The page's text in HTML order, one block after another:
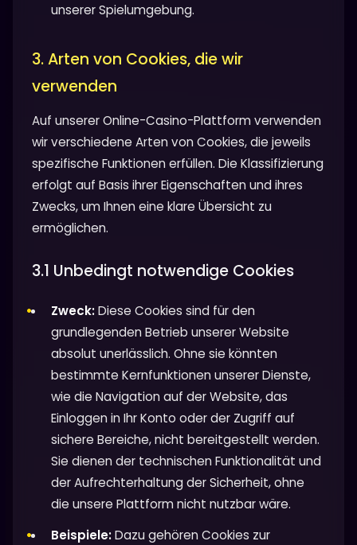
unserer Spielumgebung.
3. Arten von Cookies, die wir
verwenden
Auf unserer Online-Casino-Plattform verwenden
wir verschiedene Arten von Cookies, die jeweils
spezifische Funktionen erfüllen. Die Klassifizierung
erfolgt auf Basis ihrer Eigenschaften und ihres
Zwecks, um Ihnen eine klare Übersicht zu
ermöglichen.
3.1 Unbedingt notwendige Cookies
Zweck:Diese Cookies sind für den
grundlegenden Betrieb unserer Website
absolut unerlässlich. Ohne sie könnten
bestimmte Kernfunktionen unserer Dienste,
wie die Navigation auf der Website, das
Einloggen in Ihr Konto oder der Zugriff auf
sichere Bereiche, nicht bereitgestellt werden.
Sie dienen der technischen Funktionalität und
der Aufrechterhaltung der Sicherheit, ohne
die unsere Plattform nicht nutzbar wäre.
Beispiele:Dazu gehören Cookies zur